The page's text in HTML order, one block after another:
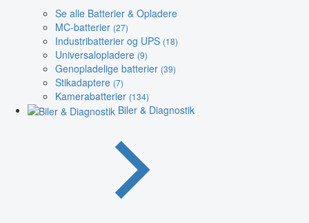
Se alle Batterier & Opladere
MC-batterier (27)
Industribatterier og UPS (18)
Universalopladere (9)
Genopladelige batterier (39)
Stikadaptere (7)
Kamerabatterier (134)
Biler & Diagnostik